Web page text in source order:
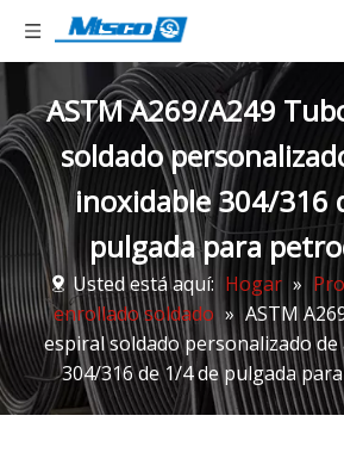
ASTM A269/A249
soldado
inoxidable 304/316
pulgada para
Usted está aquí: Hogar »
enrollado soldado » ASTM
espiral soldado personalizado
304/316 de 1/4 de pulgada